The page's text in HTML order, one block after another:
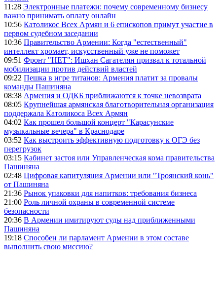
11:28 Электронные платежи: почему современному бизнесу
важно принимать оплату онлайн
10:56 Католикос Всех Армян и 6 епископов примут участие в
первом судебном заседании
10:36 Правительство Армении: Когда "естественный"
интеллект хромает, искусственный уже не поможет
09:51 Фронт "НЕТ": Ишхан Сагателян призвал к тотальной
мобилизации против действий властей
09:22 Пешка в игре титанов: Армения платит за провалы
команды Пашиняна
08:38 Армения и ОДКБ приближаются к точке невозврата
08:05 Крупнейшая армянская благотворительная организация
поддержала Католикоса Всех Армян
04:02 Как прошел большой концерт "Карасунские
музыкальные вечера" в Краснодаре
03:52 Как выстроить эффективную подготовку к ОГЭ без
перегрузок
03:15 Кабинет застоя или Управленческая кома правительства
Пашиняна
02:48 Цифровая капитуляция Армении или "Троянский конь"
от Пашиняна
21:36 Рынок упаковки для напитков: требования бизнеса
21:00 Роль личной охраны в современной системе
безопасности
20:36 В Армении имитируют суды над приближенными
Пашиняна
19:18 Способен ли парламент Армении в этом составе
выполнить свою миссию?